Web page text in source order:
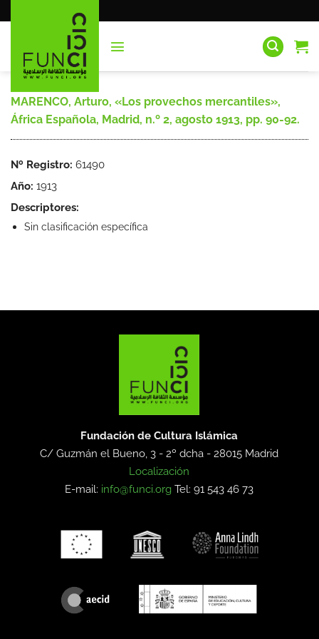
al
MARENCO, Arturo, «Los provechos mercantiles»,
África Española, Madrid, n.º 2, agosto 1913, pp. 90-92.
Nº Registro: 61490
Año: 1913
Descriptores:
Sin clasificación específica
Fundación de Cultura Islámica
C/ Guzmán el Bueno, 3 - 2º dcha -28015 Madrid
Localización
E-mail: info@funci.org Tel: 91 543 46 73